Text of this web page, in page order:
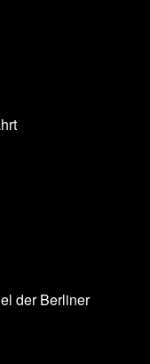
der Berliner